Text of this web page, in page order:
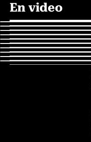
En video